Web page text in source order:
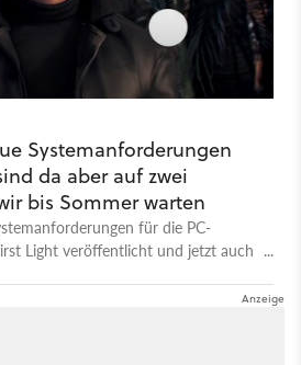
Systemanforderungen
da aber auf zwei
bis Sommer warten
für die PC-
Light veröffentlicht und jetzt auch